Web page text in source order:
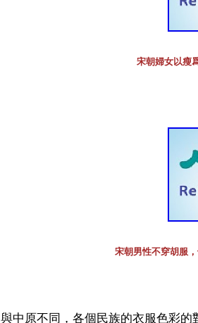
宋朝婦女以瘦
宋朝男性不穿胡服
與中原不同，各個民族的衣服色彩的